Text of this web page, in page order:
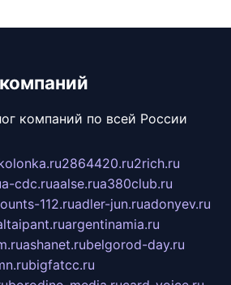
компаний по всей России
2864420.ru2rich.ru
a-cdc.ruaalse.rua380club.ru
112.ruadler-jun.ruadonyev.ru
argentinamia.ru
ashanet.rubelgorod-day.ru
bigfatcc.ru